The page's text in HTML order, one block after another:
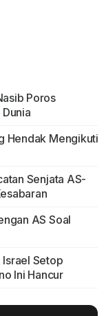
Poros
Hendak Mengikuti
Senjata AS-
AS Soal
Setop
Ini Hancur